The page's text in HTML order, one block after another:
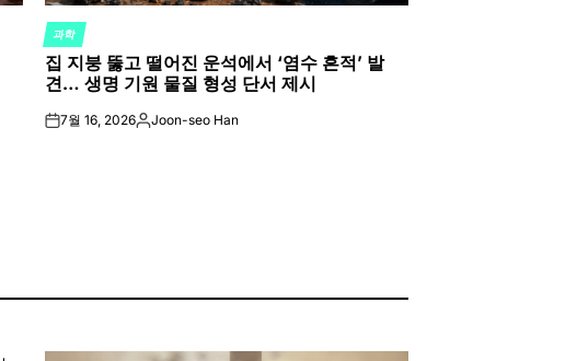
POSTED
IN
과학
집 지붕 뚫고 떨어진 운석에서 ‘염수 흔적’ 발
견… 생명 기원 물질 형성 단서 제시
on7월 16, 2026Posted
Joon-seo Han